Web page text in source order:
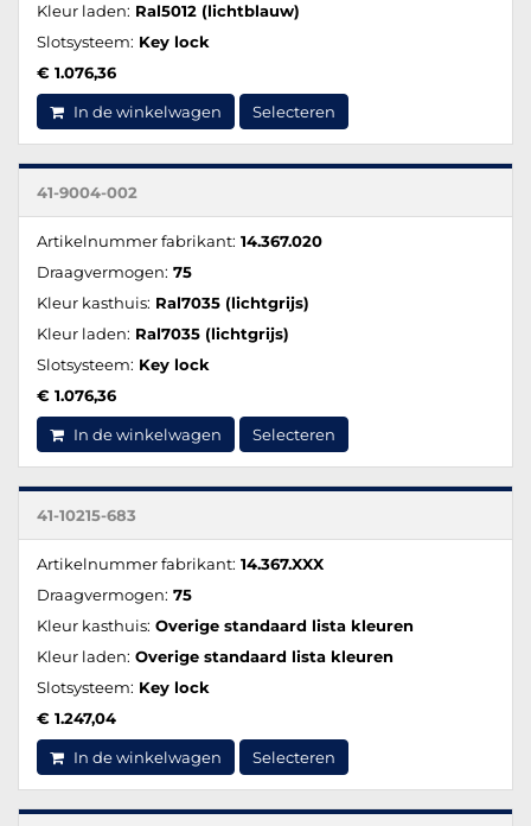
Kleur laden: Ral5012 (lichtblauw)
Slotsysteem: Key lock
€ 1.076,36
In de winkelwagen Selecteren
41-9004-002
Artikelnummer fabrikant: 14.367.020
Draagvermogen: 75
Kleur kasthuis: Ral7035 (lichtgrijs)
Kleur laden: Ral7035 (lichtgrijs)
Slotsysteem: Key lock
€ 1.076,36
In de winkelwagen Selecteren
41-10215-683
Artikelnummer fabrikant: 14.367.XXX
Draagvermogen: 75
Kleur kasthuis: Overige standaard lista kleuren
Kleur laden: Overige standaard lista kleuren
Slotsysteem: Key lock
€ 1.247,04
In de winkelwagen Selecteren